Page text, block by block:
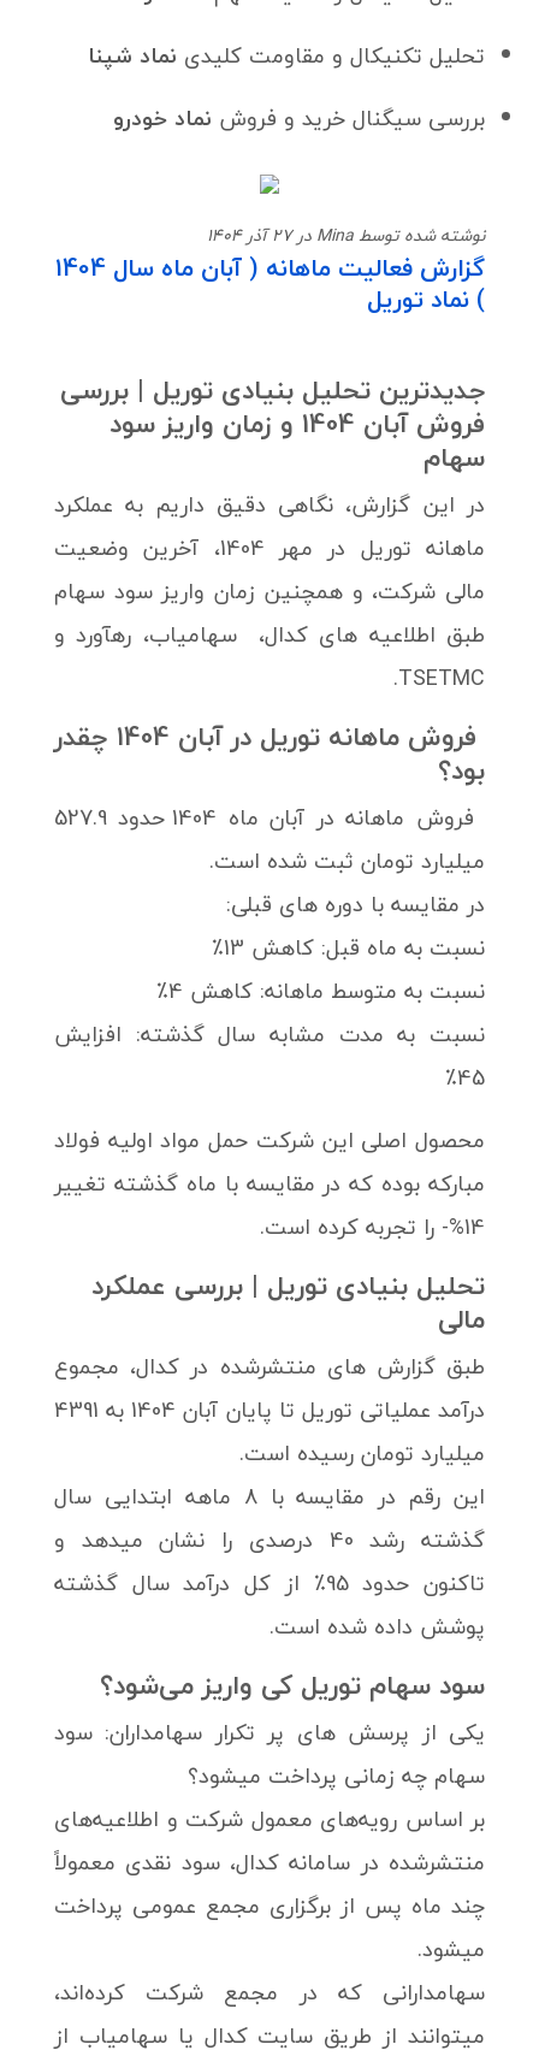
تحلیل تکنیکال و مقاومت کلیدی نماد شپنا
بررسی سیگنال خرید و فروش نماد خودرو
نوشته شده توسط Mina در 27 آذر 1404
گزارش فعالیت ماهانه ( آبان ماه سال 1404
) نماد توریل
جدیدترین تحلیل بنیادی توریل | بررسی
فروش آبان 1404 و زمان واریز سود
سهام
در این گزارش، نگاهی دقیق داریم به عملکرد
ماهانه توریل در مهر 1404، آخرین وضعیت
مالی شرکت، و همچنین زمان واریز سود سهام
طبق اطلاعیه های کدال، سهامیاب، رهآورد و
TSETMC.
فروش ماهانه توریل در آبان 1404 چقدر
بود؟
فروش ماهانه در آبان ماه 1404 حدود 527.9
میلیارد تومان ثبت شده است.
در مقایسه با دوره های قبلی:
نسبت به ماه قبل: کاهش 13٪
نسبت به متوسط ماهانه: کاهش 4٪
نسبت به مدت مشابه سال گذشته: افزایش
45٪
محصول اصلی این شرکت حمل مواد اولیه فولاد
مبارکه بوده که در مقایسه با ماه گذشته تغییر
14%- را تجربه کرده است.
تحلیل بنیادی توریل | بررسی عملکرد
مالی
طبق گزارش های منتشرشده در کدال، مجموع
درآمد عملیاتی توریل تا پایان آبان 1404 به 4391
میلیارد تومان رسیده است.
این رقم در مقایسه با 8 ماهه ابتدایی سال
گذشته رشد 40 درصدی را نشان میدهد و
تاکنون حدود 95٪ از کل درآمد سال گذشته
پوشش داده شده است.
سود سهام توریل کی واریز می‌شود؟
یکی از پرسش های پر تکرار سهامداران: سود
سهام چه زمانی پرداخت میشود؟
بر اساس رویه‌های معمول شرکت و اطلاعیه‌های
منتشرشده در سامانه کدال، سود نقدی معمولاً
چند ماه پس از برگزاری مجمع عمومی پرداخت
میشود.
سهامدارانی که در مجمع شرکت کرده‌اند،
میتوانند از طریق سایت کدال یا سهامیاب از